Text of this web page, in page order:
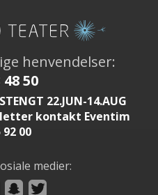
henvendelser:
48 50
22.JUN-14.AUG
kontakt Eventim
92 00
medier: